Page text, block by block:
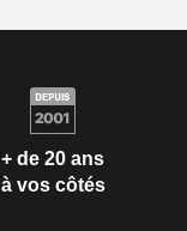
+ de 20 ans
à vos côtés